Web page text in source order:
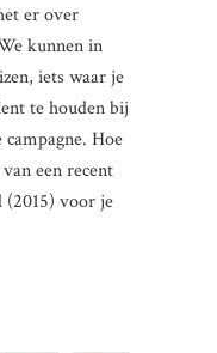
er over
kunnen in
iets waar je
te houden bij
Hoe
een recent
(2015) voor je